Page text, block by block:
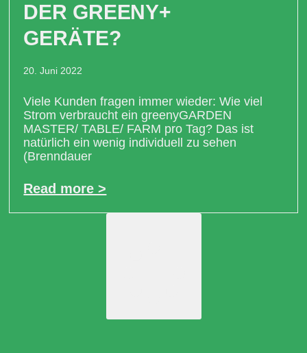
DER GREENY+
GERÄTE?
20. Juni 2022
Viele Kunden fragen immer wieder: Wie viel
Strom verbraucht ein greenyGARDEN
MASTER/ TABLE/ FARM pro Tag? Das ist
natürlich ein wenig individuell zu sehen
(Brenndauer
Read more >